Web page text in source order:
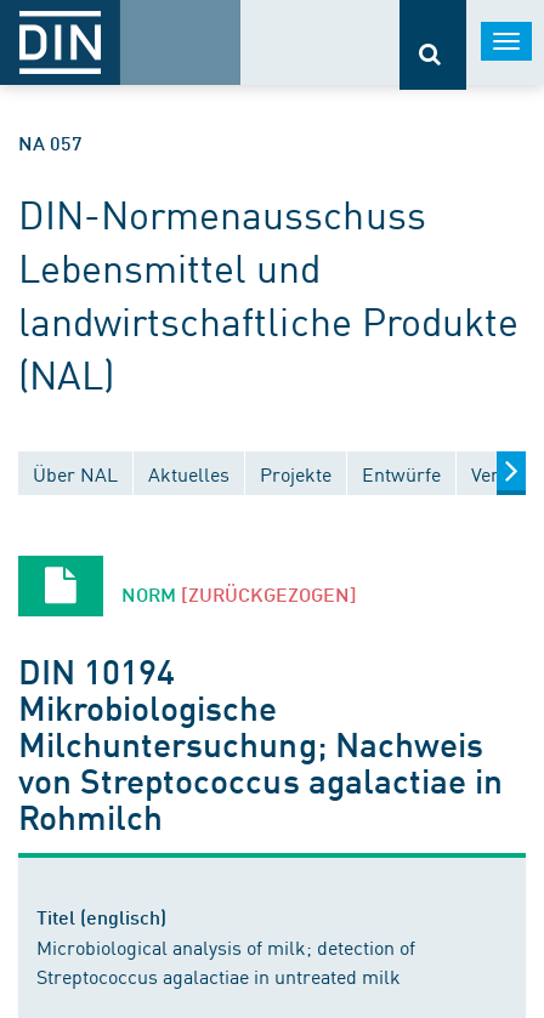
NA 057
DIN-Normenausschuss
Lebensmittel und
landwirtschaftliche Produkte
(NAL)
Über NAL Aktuelles Projekte Entwürfe
NORM [ZURÜCKGEZOGEN]
DIN 10194
Mikrobiologische
Milchuntersuchung; Nachweis
von Streptococcus agalactiae in
Rohmilch
Titel (englisch)
Microbiological analysis of milk; detection of
Streptococcus agalactiae in untreated milk